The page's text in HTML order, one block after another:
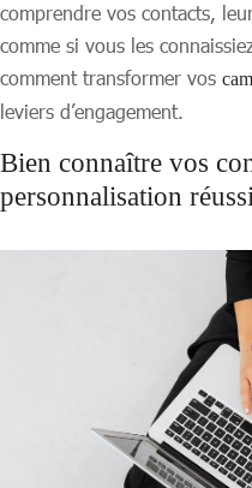
comprendre vos contacts,
comme si vous les
comment transformer vos
leviers d’engagement.
Bien connaître vos
personnalisation